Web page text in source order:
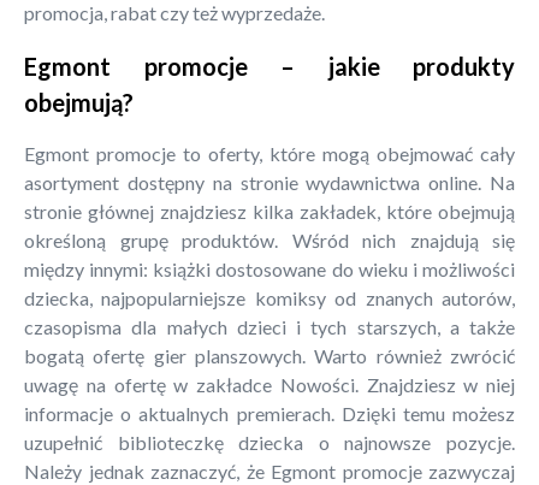
promocja, rabat czy też wyprzedaże.
Egmont promocje – jakie produkty
obejmują?
Egmont promocje to oferty, które mogą obejmować cały
asortyment dostępny na stronie wydawnictwa online. Na
stronie głównej znajdziesz kilka zakładek, które obejmują
określoną grupę produktów. Wśród nich znajdują się
między innymi: książki dostosowane do wieku i możliwości
dziecka, najpopularniejsze komiksy od znanych autorów,
czasopisma dla małych dzieci i tych starszych, a także
bogatą ofertę gier planszowych. Warto również zwrócić
uwagę na ofertę w zakładce Nowości. Znajdziesz w niej
informacje o aktualnych premierach. Dzięki temu możesz
uzupełnić biblioteczkę dziecka o najnowsze pozycje.
Należy jednak zaznaczyć, że Egmont promocje zazwyczaj